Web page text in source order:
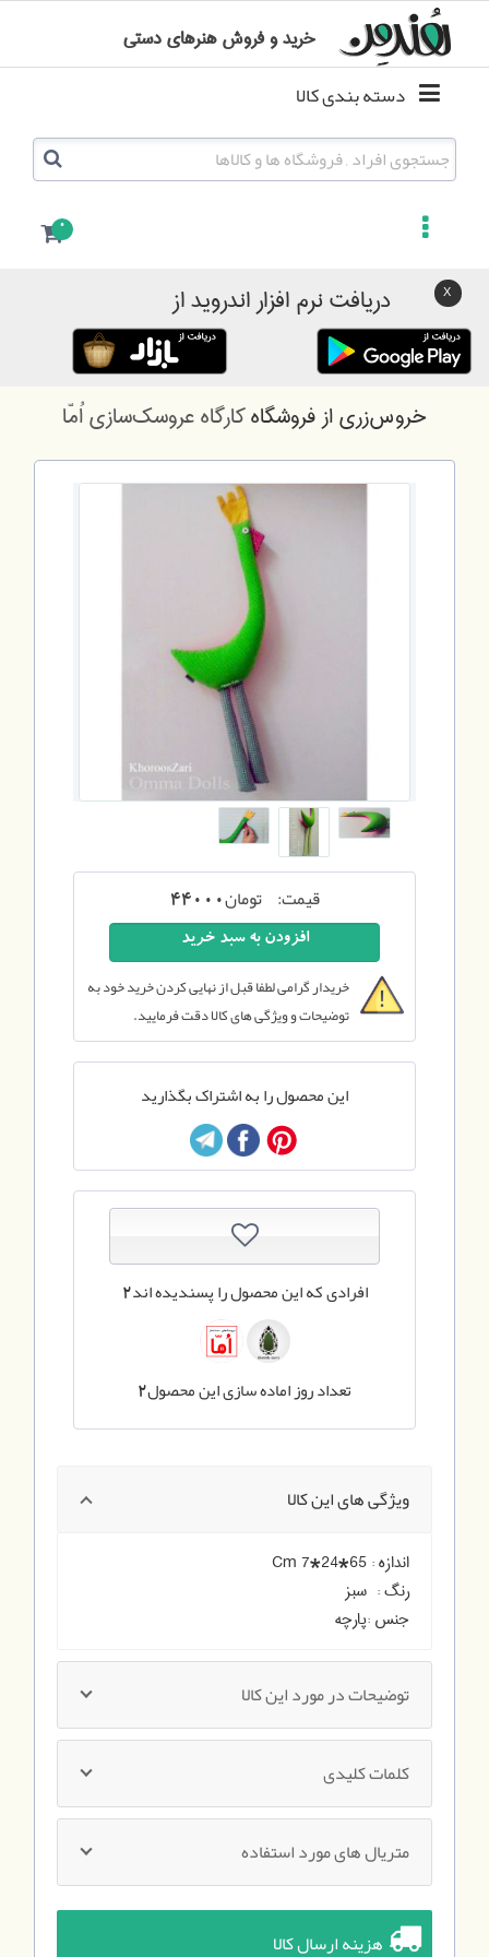
0
خرید و فروش هنرهای دستی
دریافت نرم افزار اندروید از
خروس‌زریاز فروشگاهکارگاه عروسک‌سازی اُمّا
قیمت: تومان44000
خریدار گرامی لطفا قبل از نهایی کردن خرید خود به
توضیحات و ویژگی های کالا دقت فرمایید.
این محصول را به اشتراک بگذارید
2افرادی که این محصول را پسندیده اند
تعداد روز اماده سازی این محصول2
ویژگی های این کالا
اندازه : 65*24*7 Cm
رنگ : سبز
جنس :پارچه
توضیحات در مورد این کالا
کلمات کلیدی
متریال های مورد استفاده
هزینه ارسال کالا